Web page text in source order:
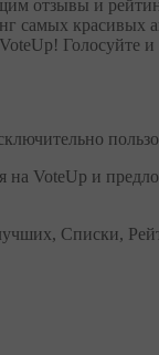
отзывы и
самых красивых
Голосуйте
на VoteUp и
Списки,